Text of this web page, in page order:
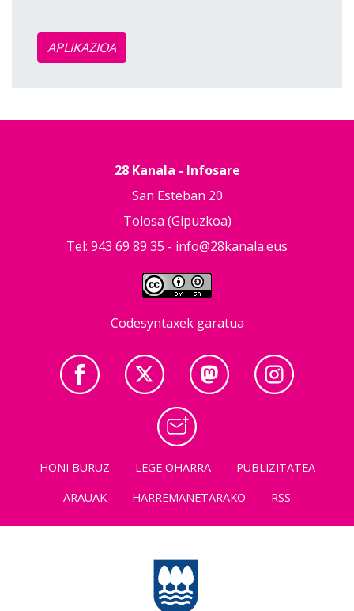
APLIKAZIOA
28 Kanala - Infosare
San Esteban 20
Tolosa (Gipuzkoa)
Tel: 943 69 89 35 - info@28kanala.eus
Codesyntaxek garatua
HONI BURUZ LEGE OHARRA
PUBLIZITATEA
ARAUAK
HARREMANETARAKO RSS